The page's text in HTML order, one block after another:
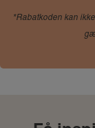
*Rabatkoden kan